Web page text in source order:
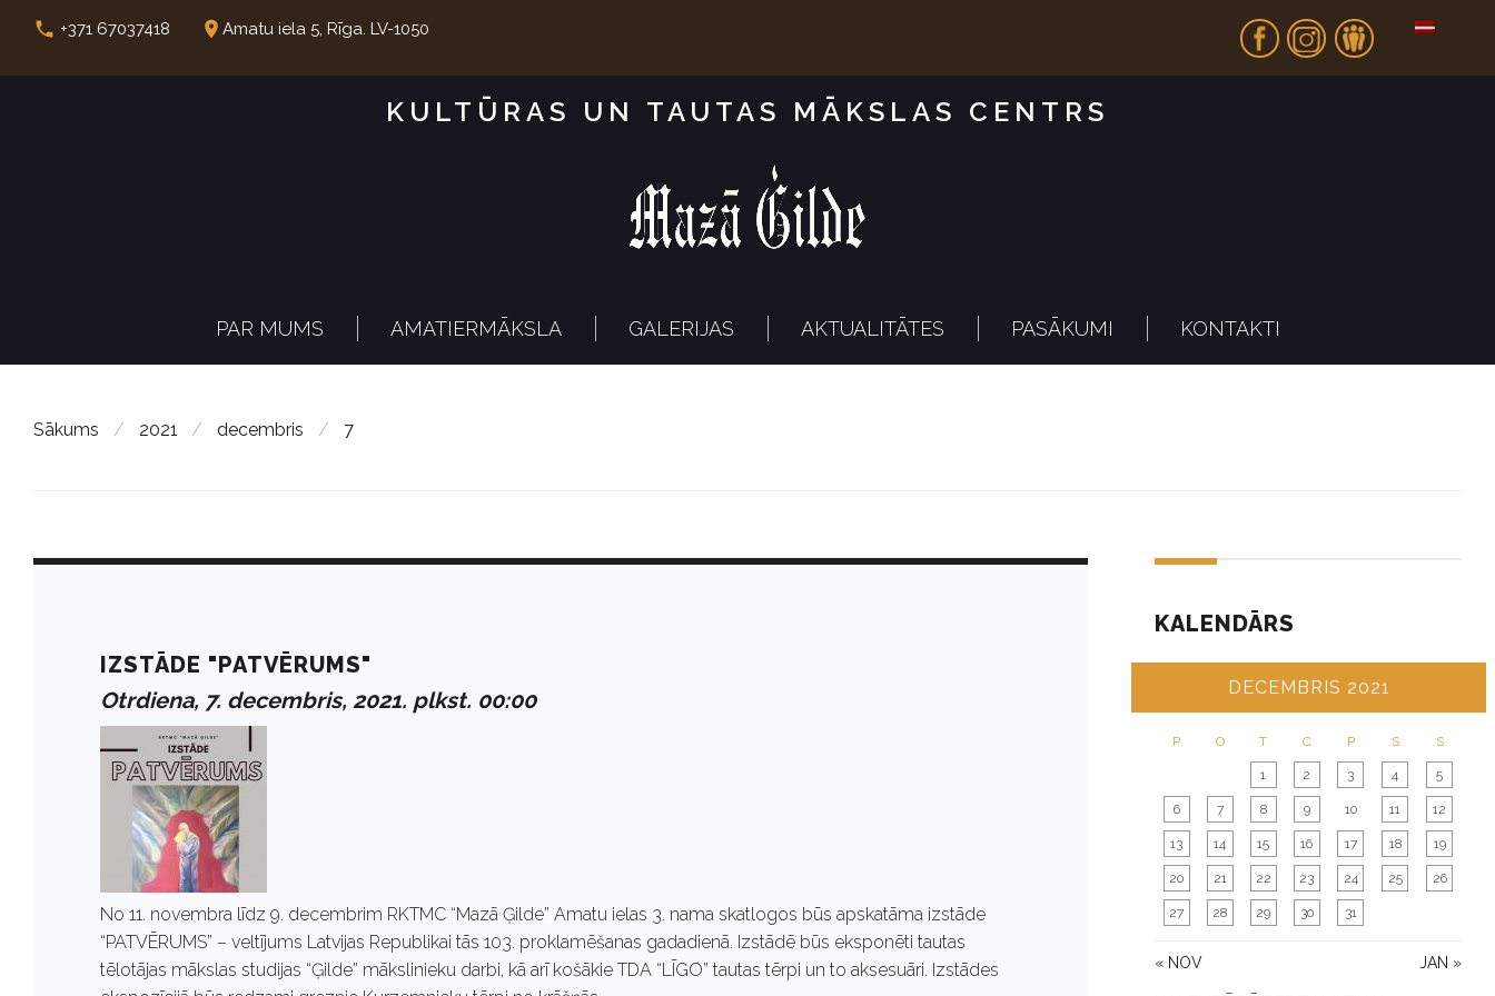
e
Fb In Dr
call +371 67037418 place Amatu iela 5, Rīga. LV-1050
KULTŪRAS UN TAUTAS MĀKSLAS CENTRS
PAR MUMS AMATIERMĀKSLA GALERIJAS AKTUALITĀTES PASĀKUMI KONTAKTI
Sākums / 2021 / decembris / 7
IZSTĀDE "PATVĒRUMS"
Otrdiena, 7. decembris, 2021. plkst. 00:00
No 11. novembra līdz 9. decembrim RKTMC “Mazā Ģilde” Amatu ielas 3. nama skatlogos būs apskatāma izstāde
“PATVĒRUMS” – veltījums Latvijas Republikai tās 103. proklamēšanas gadadienā. Izstādē būs eksponēti tautas
tēlotājas mākslas studijas “Ģilde” mākslinieku darbi, kā arī košākie TDA “LĪGO” tautas tērpi un to aksesuāri. Izstādes
KALENDĀRS
DECEMBRIS 2021
P O T C P S S
« NOV JAN »
1 2 3 4 5
6 7 8 9 10 11 12
13 14 15 16 17 18 19
20 21 22 23 24 25 26
27 28 29 30 31